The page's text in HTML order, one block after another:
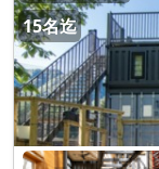
15名迄